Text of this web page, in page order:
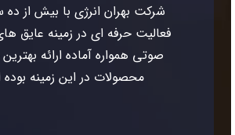
شرکت بهران انرژی با بیش از ده
فعالیت حرفه ای در زمینه عایق
صوتی همواره آماده ارائه
محصولات در این زمینه